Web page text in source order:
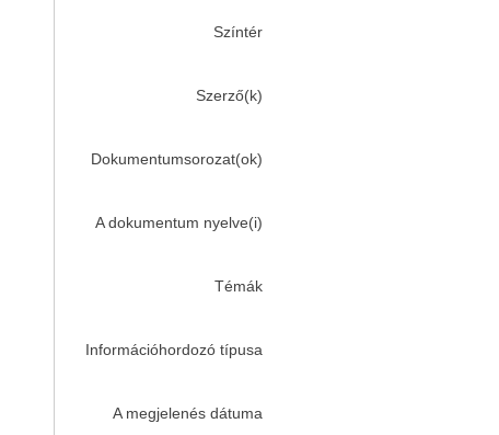
Színtér
Szerző(k)
Dokumentumsorozat(ok)
A dokumentum nyelve(i)
Témák
Információhordozó típusa
A megjelenés dátuma